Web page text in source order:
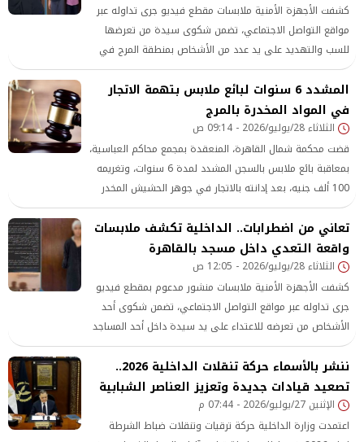
كشفت الأجهزة الأمنية ملابسات مقطع فيديو جرى تداوله عبر
مواقع التواصل الاجتماعي، تضمن شكوى سيدة من تعرضها
للسب والتهديد على يد عدد من الأشخاص بمنطقة المرج في
القاهرة، حيث أسفرت التحريات عن ضبط جميع أطراف الواقعة،
وتبين أن الخلافات تعود إلى نزاع مالي قديم.
المشدد 6 سنوات لبائع ملابس بتهمة الاتجار
في المواد المخدرة بالمرج
الثلاثاء 28/يوليو/2026 - 09:14 ص
قضت محكمة شمال القاهرة، المنعقدة بمجمع محاكم العباسية،
بمعاقبة بائع ملابس بالسجن المشدد لمدة 6 سنوات، وتغريمه
100 ألف جنيه، بعد إدانته بالاتجار في جوهر الحشيش المخدر
بدائرة قسم شرطة المرج
تعاني من اضطرابات.. الداخلية تكشف ملابسات
واقعة التعدي داخل مسجد بالقاهرة
الثلاثاء 28/يوليو/2026 - 12:05 ص
كشفت الأجهزة الأمنية ملابسات منشور مدعوم بمقطع فيديو
جرى تداوله عبر مواقع التواصل الاجتماعي، تضمن شكوى أحد
الأشخاص من تعرضه للاعتداء على يد سيدة داخل أحد المساجد
بمحافظة القاهرة.
ننشر بالأسماء حركة تنقلات الداخلية 2026..
تصعيد قيادات جديدة وتعزيز العناصر الشبابية
الإثنين 27/يوليو/2026 - 07:44 م
اعتمدت وزارة الداخلية حركة ترقيات وتنقلات ضباط الشرطة